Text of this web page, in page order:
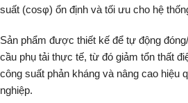
suất (cosφ) ổn định và tối ưu cho hệ
Sản phẩm được thiết kế để tự động
cầu phụ tải thực tế, từ đó giảm tổn thất
công suất phản kháng và nâng cao hiệu
nghiệp.